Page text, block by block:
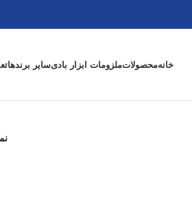
خانهمحصولاتملزومات ابزار بادیسایر برندها